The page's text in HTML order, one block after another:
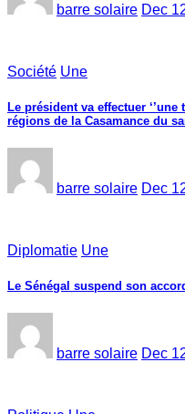
barre solaire Dec
Société Une
Le président va effectuer ‘’une
régions de la Casamance du
barre solaire Dec
Diplomatie Une
Le Sénégal suspend son
barre solaire Dec